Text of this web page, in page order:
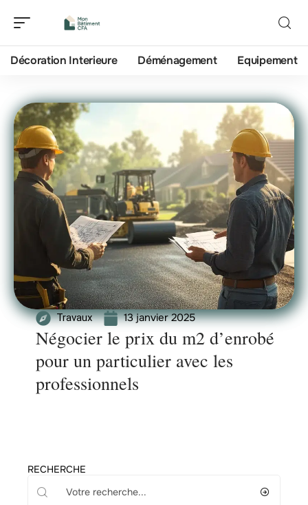
Décoration Interieure Déménagement Equipement
Travaux 13 janvier 2025
Négocier le prix du m2 d’enrobé
pour un particulier avec les
professionnels
RECHERCHE